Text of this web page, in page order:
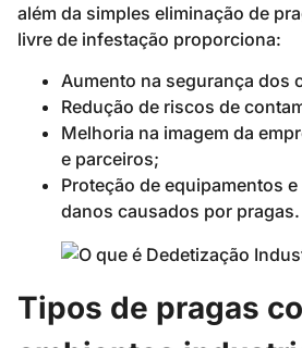
além da simples eliminação de
livre de infestação proporciona:
Aumento na segurança dos
Redução de riscos de
Melhoria na imagem da
e parceiros;
Proteção de equipamentos
danos causados por pragas.
Tipos de pragas